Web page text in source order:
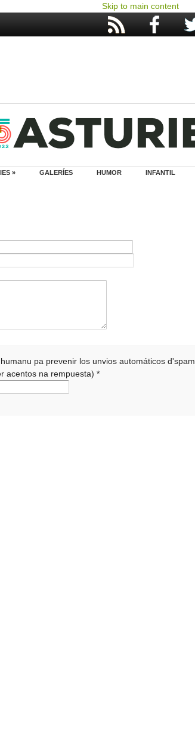
Skip to main content
» GALERÍES HUMOR INFANTIL
pa prevenir los unvios automáticos d'spam.
acentos na rempuesta)*